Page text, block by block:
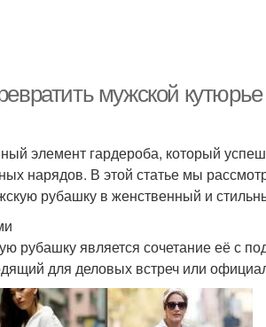
мужской
элемент гардероба, который
нарядов. В этой статье мы
рубашку в женственный и
рубашку является сочетание её с
для деловых встреч или